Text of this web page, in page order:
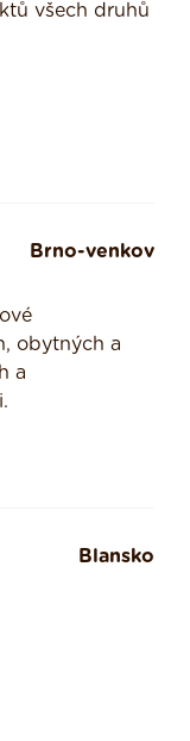
všech druhů
Brno-venkov
obytných a
a
Blansko